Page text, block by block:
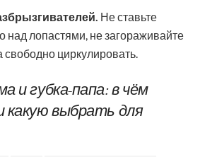
Не ставьте
над лопастями, не загораживайте
циркулировать.
и губка-папа: в чём
какую выбрать для